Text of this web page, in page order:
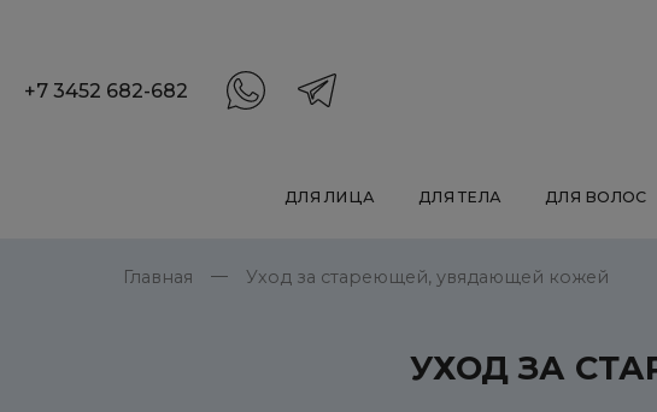
+7 3452 682-682
ДЛЯ ЛИЦА ДЛЯ ТЕЛА ДЛЯ ВОЛОС
Главная Уход за стареющей, увядающей кожей
УХОД ЗА